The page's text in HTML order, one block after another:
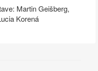
Martin Geišberg,
Korená